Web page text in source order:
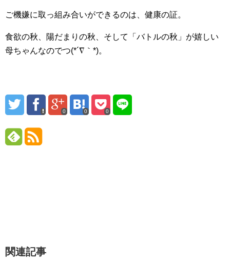
ご機嫌に取っ組み合いができるのは、健康の証。
食欲の秋、陽だまりの秋、そして「バトルの秋」が嬉しい
母ちゃんなのでつ(*´∇｀*)。
0 0 0
関連記事